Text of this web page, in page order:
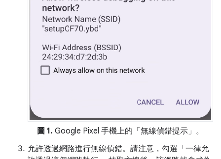
圖 1. Google Pixel 手機上的「無線偵錯提示」 。
允許透過網路進行無線偵錯。請注意，勾選「一律允